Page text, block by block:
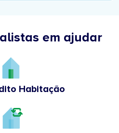
em ajudar
Habitação